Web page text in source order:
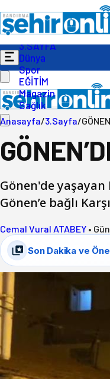
Gündem
Ekonomi
Politika
3.SAYFA
Dünya
Spor
EĞİTİM
Magazin
Sağlık
Anasayfa/3.Sayfa/
Gönen'de
Gönen’e bağlı
Cemal Vural ATABEY •
Son Dakika ve